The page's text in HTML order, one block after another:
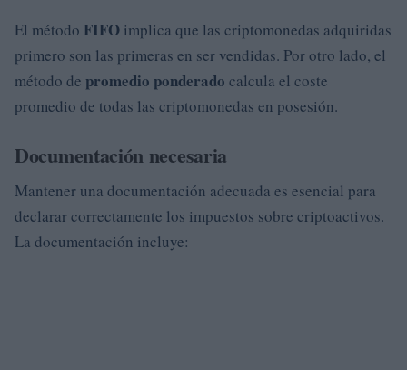
El método FIFO implica que las criptomonedas adquiridas
primero son las primeras en ser vendidas. Por otro lado, el
método de promedio ponderado calcula el coste
promedio de todas las criptomonedas en posesión.
Documentación necesaria
Mantener una documentación adecuada es esencial para
declarar correctamente los impuestos sobre criptoactivos.
La documentación incluye: